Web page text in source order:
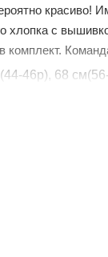
красиво!
хлопка с
комплект.
46р), 68